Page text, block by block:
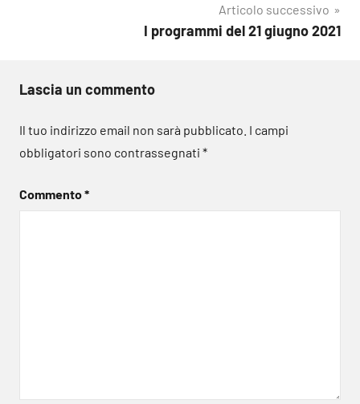
Articolo successivo
I programmi del 21 giugno 2021
Lascia un commento
Il tuo indirizzo email non sarà pubblicato. I campi
obbligatori sono contrassegnati *
Commento*